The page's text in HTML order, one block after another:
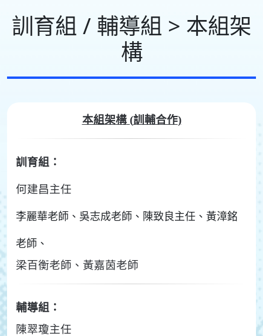
訓育組 / 輔導組 > 本組架
構
本組架構(訓輔合作)
訓育組：
何建昌主任
李麗華老師、吳志成老師、 陳致良主任、黃漳銘
老師、
梁百衡老師、黃嘉茵老師
輔導組：
陳翠瓊主任